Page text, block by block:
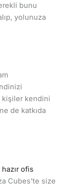
bunu
yolunuza
kişiler kendini
de katkıda
hazır ofis
Cubes’te size